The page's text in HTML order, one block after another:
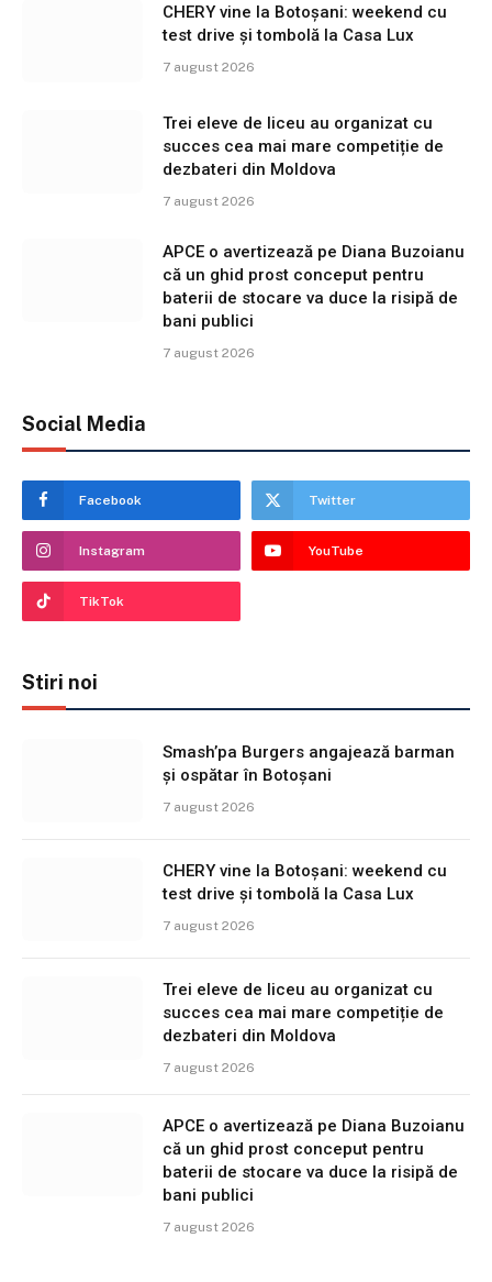
CHERY vine la Botoșani: weekend cu
test drive și tombolă la Casa Lux
7 august 2026
Trei eleve de liceu au organizat cu
succes cea mai mare competiție de
dezbateri din Moldova
7 august 2026
APCE o avertizează pe Diana Buzoianu
că un ghid prost conceput pentru
baterii de stocare va duce la risipă de
bani publici
7 august 2026
Social Media
Facebook Twitter
Instagram YouTube
TikTok
Stiri noi
Smash’pa Burgers angajează barman
și ospătar în Botoșani
7 august 2026
CHERY vine la Botoșani: weekend cu
test drive și tombolă la Casa Lux
7 august 2026
Trei eleve de liceu au organizat cu
succes cea mai mare competiție de
dezbateri din Moldova
7 august 2026
APCE o avertizează pe Diana Buzoianu
că un ghid prost conceput pentru
baterii de stocare va duce la risipă de
bani publici
7 august 2026